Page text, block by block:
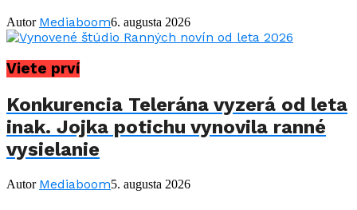
Autor Mediaboom6. augusta 2026
Viete prví
Konkurencia Telerána vyzerá od leta
inak. Jojka potichu vynovila ranné
vysielanie
Autor Mediaboom5. augusta 2026